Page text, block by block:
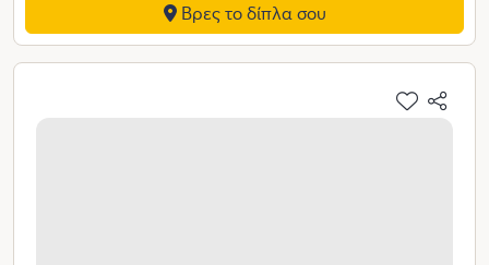
Βρες το δίπλα σου